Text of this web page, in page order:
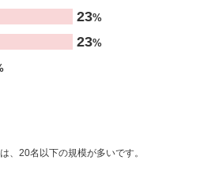
23%
23%
、20名以下の規模が多いです。